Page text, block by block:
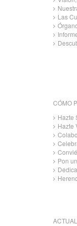
Las
CÓMO
Hazte
Hazte
Pon